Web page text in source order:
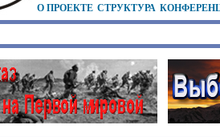
О ПРОЕКТЕ СТРУКТУРА